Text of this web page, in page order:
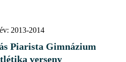
2013-2014
Piarista Gimnázium
verseny